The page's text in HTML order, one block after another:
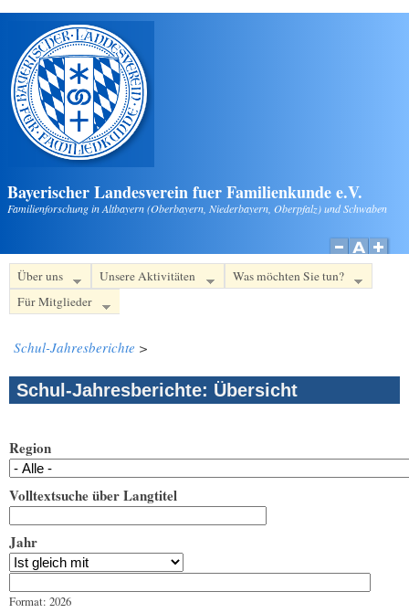
Direkt zum Inhalt
Bayerischer Landesverein fuer Familienkunde e.V.
Familienforschung in Altbayern (Oberbayern, Niederbayern, Oberpfalz) und Schwaben
Über uns Unsere Aktivitäten
Was möchten Sie tun?
Für Mitglieder
Schul-Jahresberichte >
Schul-Jahresberichte: Übersicht
Region
Volltextsuche über Langtitel
Jahr
Format: 2026